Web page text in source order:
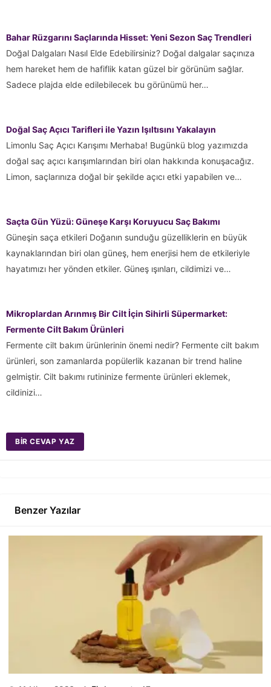
Bahar Rüzgarını Saçlarında Hisset: Yeni Sezon Saç Trendleri
Doğal Dalgaları Nasıl Elde Edebilirsiniz? Doğal dalgalar saçınıza
hem hareket hem de hafiflik katan güzel bir görünüm sağlar.
Sadece plajda elde edilebilecek bu görünümü her…
Doğal Saç Açıcı Tarifleri ile Yazın Işıltısını Yakalayın
Limonlu Saç Açıcı Karışımı Merhaba! Bugünkü blog yazımızda
doğal saç açıcı karışımlarından biri olan hakkında konuşacağız.
Limon, saçlarınıza doğal bir şekilde açıcı etki yapabilen ve…
Saçta Gün Yüzü: Güneşe Karşı Koruyucu Saç Bakımı
Güneşin saça etkileri Doğanın sunduğu güzelliklerin en büyük
kaynaklarından biri olan güneş, hem enerjisi hem de etkileriyle
hayatımızı her yönden etkiler. Güneş ışınları, cildimizi ve…
Mikroplardan Arınmış Bir Cilt İçin Sihirli Süpermarket:
Fermente Cilt Bakım Ürünleri
Fermente cilt bakım ürünlerinin önemi nedir? Fermente cilt bakım
ürünleri, son zamanlarda popülerlik kazanan bir trend haline
gelmiştir. Cilt bakımı rutininize fermente ürünleri eklemek,
cildinizi…
BIR CEVAP YAZ
Benzer Yazılar